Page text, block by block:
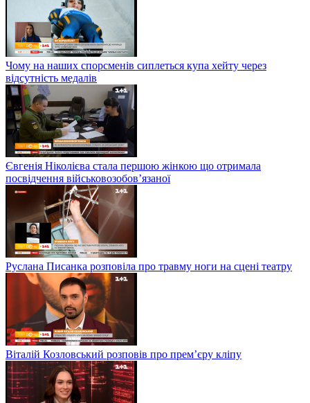
Чому на наших спорсменів сиплеться купа хейту через
відсутність медалів
Євгенія Ніколієва стала першою жінкою що отримала
посвідчення військовозобов’язаної
Руслана Писанка розповіла про травму ноги на сцені театру
Віталій Козловський розповів про прем’єру кліпу